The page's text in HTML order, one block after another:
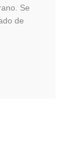
Se
de